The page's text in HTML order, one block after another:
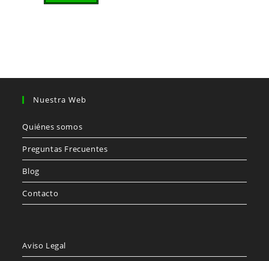
Nuestra Web
Quiénes somos
Preguntas Frecuentes
Blog
Contacto
Aviso Legal